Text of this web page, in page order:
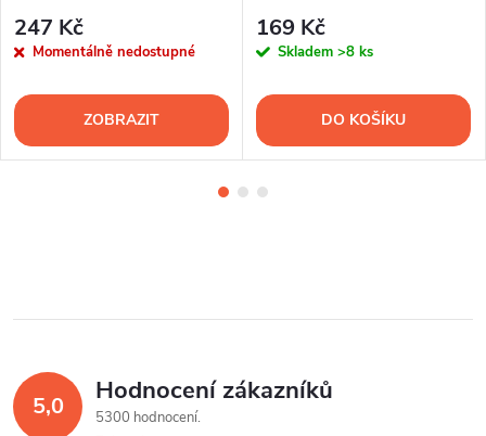
247 Kč
Momentálně nedostupné
ZOBRAZIT
169 Kč
Skladem >8 ks
DO KOŠÍKU
5,0 Hodnocení zákazníků
5300 hodnocení